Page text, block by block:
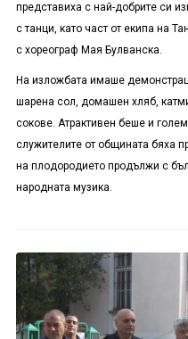
представиха с най-добрите си
с танци, като част от екипа на
с хореограф Мая Булванска.
На изложбата имаше
шарена сол, домашен хляб,
сокове. Атрактивен беше и
служителите от общината бяха
на плодородието продължи с
народната музика.